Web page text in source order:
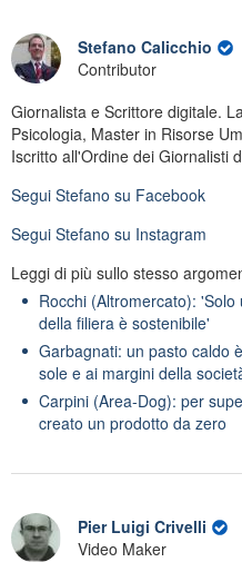
Stefano Calicchio
Contributor
Giornalista e Scrittore digitale.
Psicologia, Master in Risorse
Iscritto all'Ordine dei Giornalisti
Segui Stefano su Facebook
Segui Stefano su Instagram
Leggi di più sullo stesso
Rocchi (Altromercato):
della filiera è sostenibile'
Garbagnati: un pasto caldo
sole e ai margini della
Carpini (Area-Dog): per
creato un prodotto da zero
Pier Luigi Crivelli
Video Maker